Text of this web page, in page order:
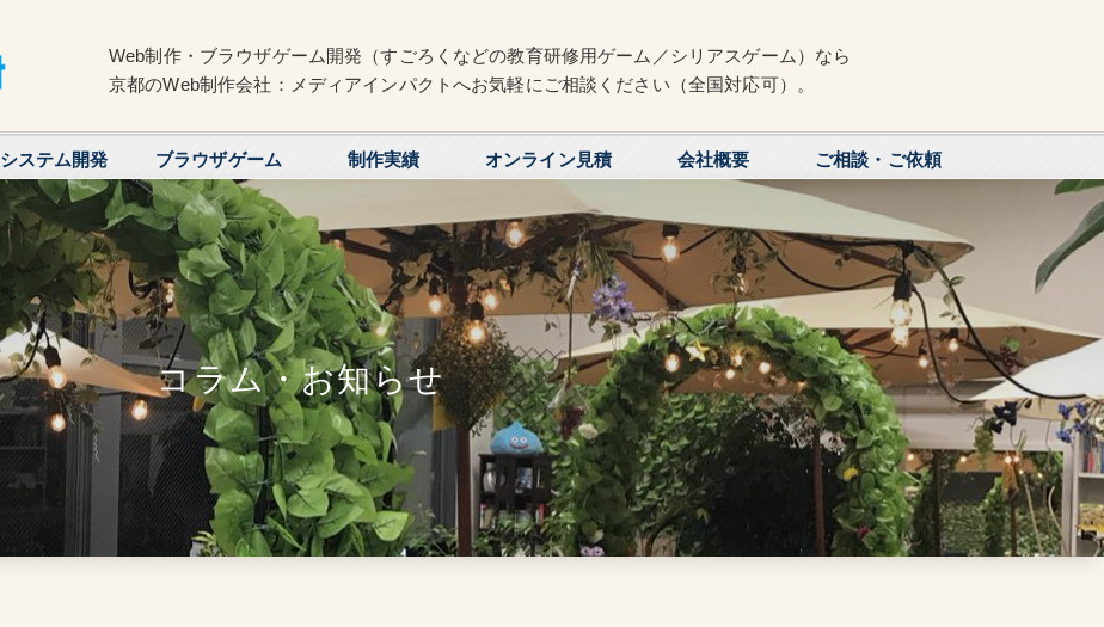
Web制作・ブラウザゲーム開発（すごろくなどの教育研修用ゲーム／シリアスゲーム）なら
京都のWeb制作会社：メディアインパクトへお気軽にご相談ください（全国対応可）。
システム開発 ブラウザゲーム 制作実績 オンライン見積 会社概要 ご相談・ご依頼
コラム・お知らせ